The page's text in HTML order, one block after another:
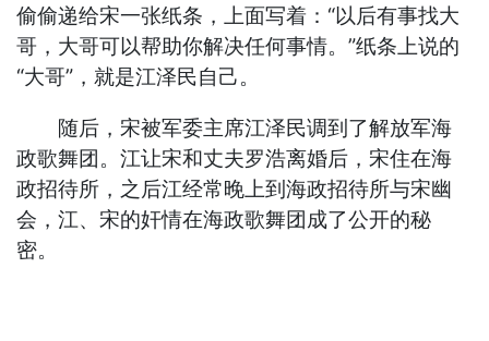
偷偷递给宋一张纸条，上面写着：“以后有事找大
哥，大哥可以帮助你解决任何事情。”纸条上说的
“大哥”，就是江泽民自己。
随后，宋被军委主席江泽民调到了解放军海
政歌舞团。江让宋和丈夫罗浩离婚后，宋住在海
政招待所，之后江经常晚上到海政招待所与宋幽
会，江、宋的奸情在海政歌舞团成了公开的秘
密。